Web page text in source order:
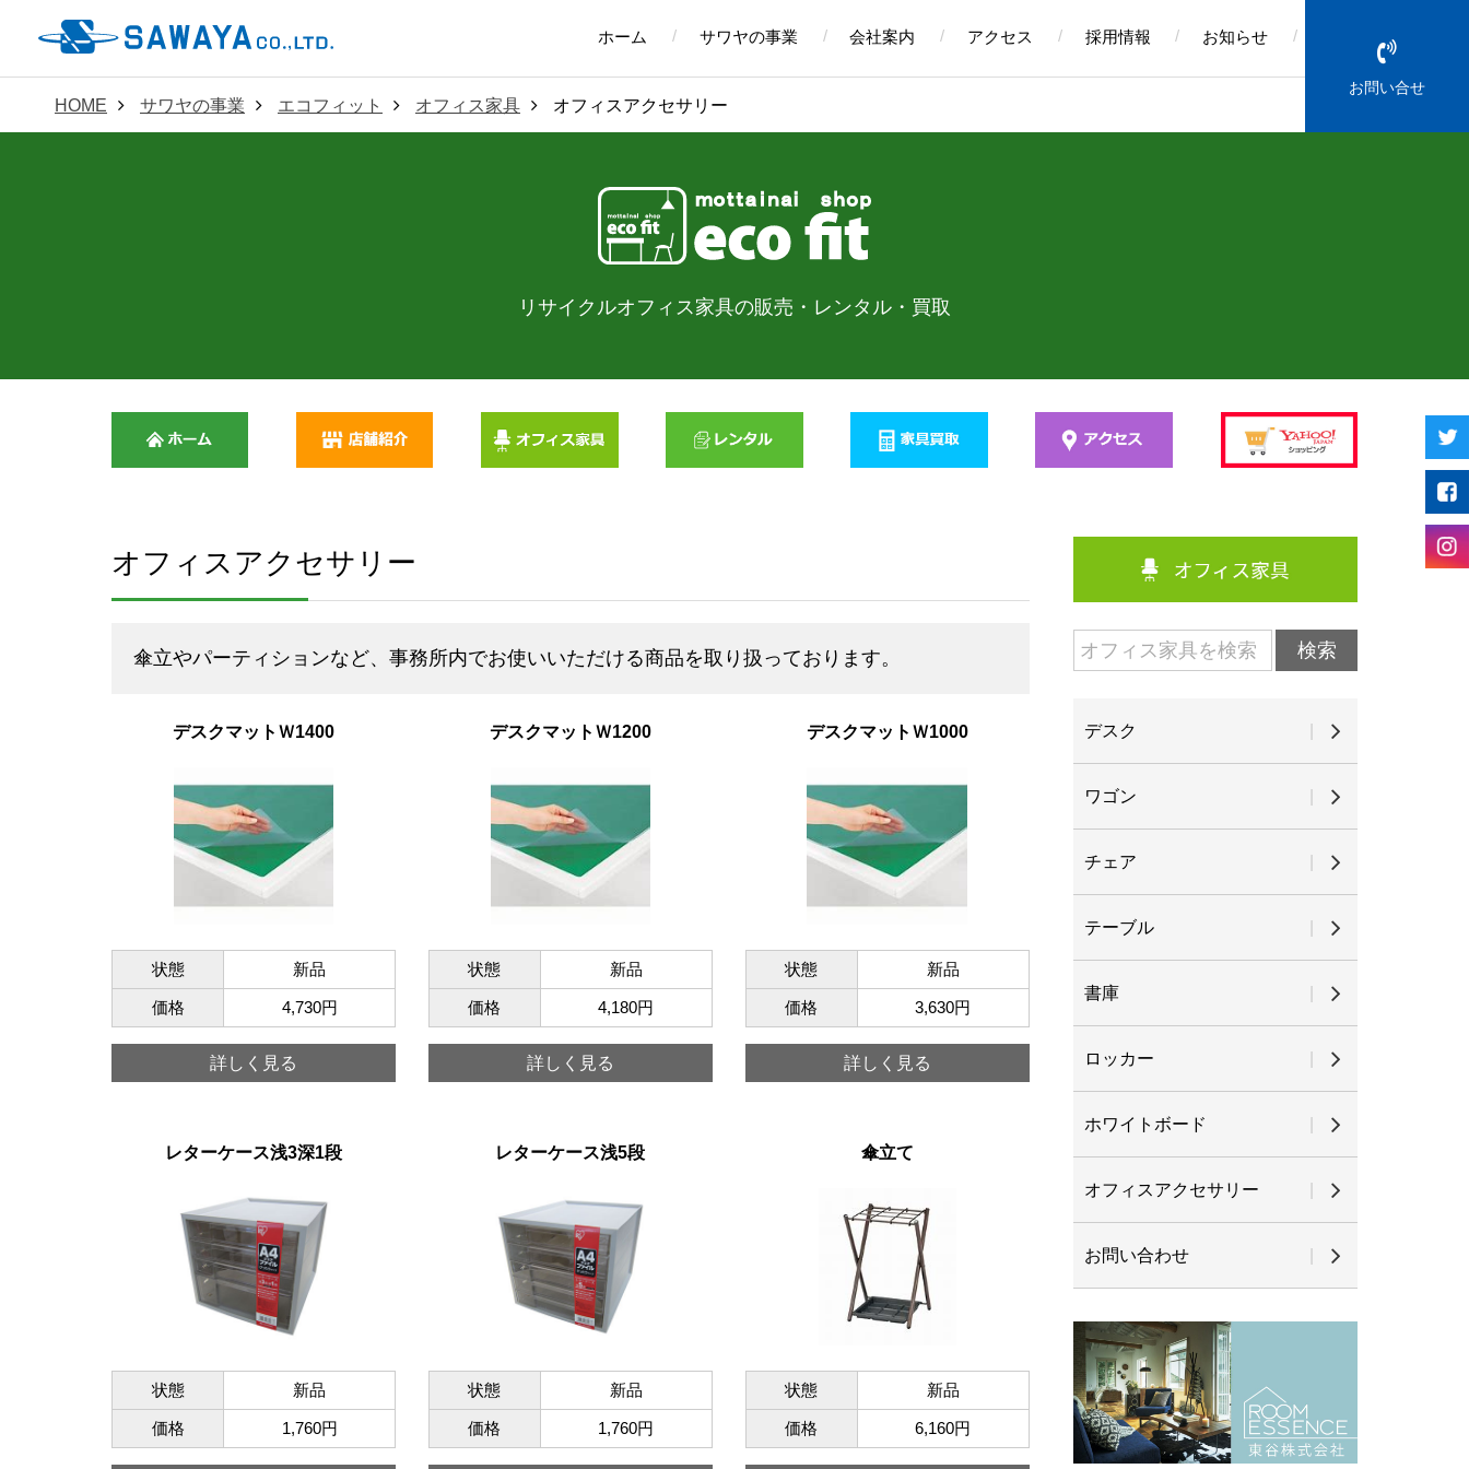
ホーム サワヤの事業 会社案内 アクセス 採用情報 お知らせ
お問い合せ
HOME サワヤの事業 エコフィット オフィス家具 オフィスアクセサリー
リサイクルオフィス家具の販売・ レンタル・買取
オフィスアクセサリー
傘立やパーティションなど、事務所内でお使いいただける商品を取り扱っております。
デスクマットＷ1400
状態 新品
価格 4,730円
詳しく見る
デスクマットＷ1200
状態 新品
価格 4,180円
詳しく見る
デスクマットＷ1000
状態 新品
価格 3,630円
詳しく見る
レターケース浅3深1段
状態 新品
価格 1,760円
レターケース浅5段
状態 新品
価格 1,760円
傘立て
状態 新品
価格 6,160円
デスク
ワゴン
チェア
テーブル
書庫
ロッカー
ホワイトボード
オフィスアクセサリー
お問い合わせ